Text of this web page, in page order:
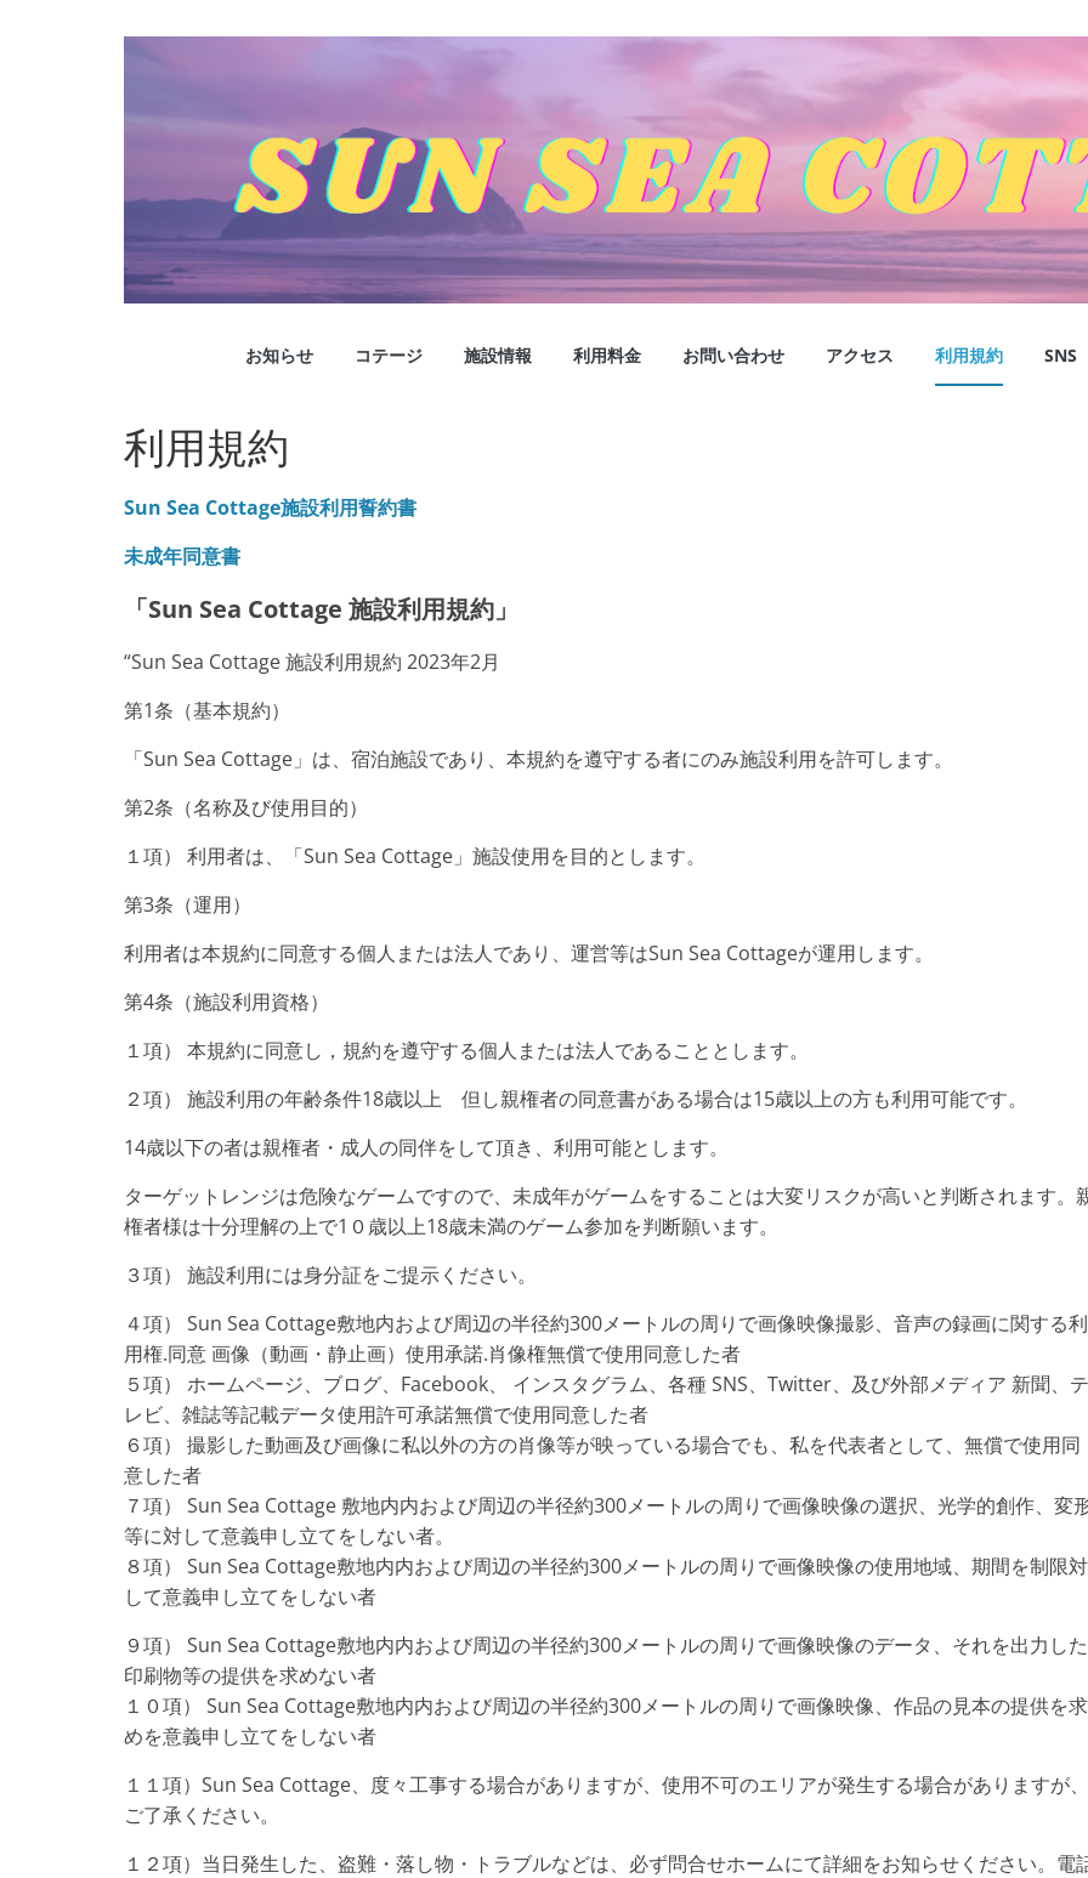
SUNSEACOTTAGE
お知らせ コテージ 施設情報 利用料金 お問い合わせ アクセス 利用規約 SNS
利用規約
Sun Sea Cottage施設利用誓約書
未成年同意書
「Sun Sea Cottage 施設利用規約」
“Sun Sea Cottage 施設利用規約 2023年2月
第1条（基本規約）
「Sun Sea Cottage」は、宿泊施設であり、本規約を遵守する者にのみ施設利用を許可します。
第2条（名称及び使用目的）
１項） 利用者は、「Sun Sea Cottage」施設使用を目的とします。
第3条（運用）
利用者は本規約に同意する個人または法人であり、運営等はSun Sea Cottageが運用します。
第4条（施設利用資格）
１項） 本規約に同意し，規約を遵守する個人または法人であることとします。
２項） 施設利用の年齢条件18歳以上 但し親権者の同意書がある場合は15歳以上の方も利用可能です。
14歳以下の者は親権者・成人の同伴をして頂き、利用可能とします。
ターゲットレンジは危険なゲームですので、未成年がゲームをすることは大変リスクが高いと判断されます。
権者様は十分理解の上で1０歳以上18歳未満のゲーム参加を判断願います。
３項） 施設利用には身分証をご提示ください。
４項） Sun Sea Cottage敷地内および周辺の半径約300メートルの周りで画像映像撮影、音声の録画に関する利
用権.同意 画像（動画・静止画）使用承諾.肖像権無償で使用同意した者
５項） ホームページ、ブログ、Facebook、 インスタグラム、各種 SNS、Twitter、及び外部メディア 新聞、テ
レビ、雑誌等記載データ使用許可承諾無償で使用同意した者
６項） 撮影した動画及び画像に私以外の方の肖像等が映っている場合でも、私を代表者として、無償で使用同
意した者
７項） Sun Sea Cottage 敷地内内および周辺の半径約300メートルの周りで画像映像の選択、光学的創作、変
等に対して意義申し立てをしない者。
８項） Sun Sea Cottage敷地内内および周辺の半径約300メートルの周りで画像映像の使用地域、期間を制限対
して意義申し立てをしない者
９項） Sun Sea Cottage敷地内内および周辺の半径約300メートルの周りで画像映像のデータ、それを出力した
印刷物等の提供を求めない者
１０項） Sun Sea Cottage敷地内内および周辺の半径約300メートルの周りで画像映像、作品の見本の提供を求
めを意義申し立てをしない者
１１項）Sun Sea Cottage、度々工事する場合がありますが、使用不可のエリアが発生する場合がありますが、
ご了承ください。
１２項）当日発生した、盗難・落し物・トラブルなどは、必ず問合せホームにて詳細をお知らせください。電